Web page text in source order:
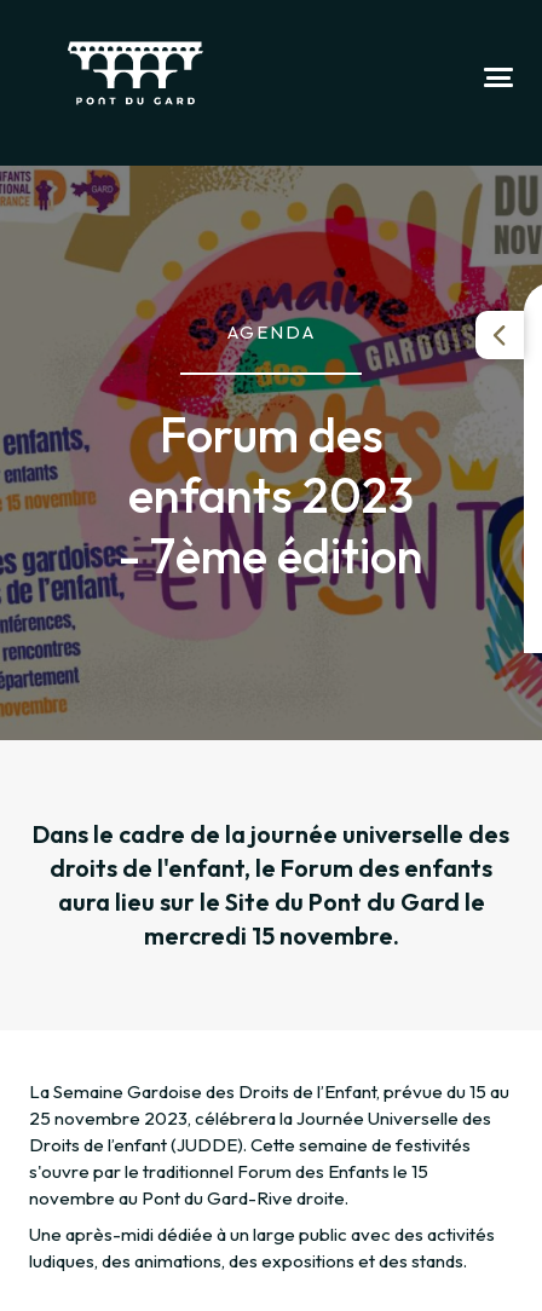
AGENDA
Forum des
enfants 2023
- 7ème édition
Dans le cadre de la journée universelle des
droits de l'enfant, le Forum des enfants
aura lieu sur le Site du Pont du Gard le
mercredi 15 novembre.
La Semaine Gardoise des Droits de l’Enfant, prévue du 15 au
25 novembre 2023, célébrera la Journée Universelle des
Droits de l’enfant (JUDDE). Cette semaine de festivités
s'ouvre par le traditionnel Forum des Enfants le 15
novembre au Pont du Gard-Rive droite.
Une après-midi dédiée à un large public avec des activités
ludiques, des animations, des expositions et des stands.